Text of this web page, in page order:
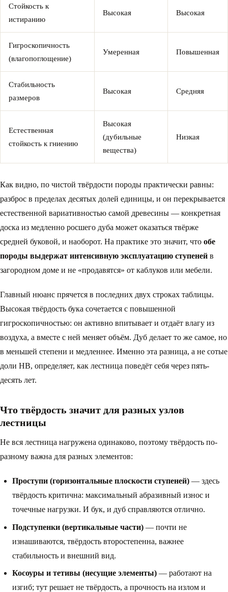
Стойкость к
истиранию
Высокая Высокая
Гигроскопичность
(влагопоглощение)
Умеренная Повышенная
Стабильность
размеров
Высокая Средняя
Естественная
стойкость к гниению
Высокая
(дубильные
вещества)
Низкая
Как видно, по чистой твёрдости породы практически равны:
разброс в пределах десятых долей единицы, и он перекрывается
естественной вариативностью самой древесины — конкретная
доска из медленно росшего дуба может оказаться твёрже
средней буковой, и наоборот. На практике это значит, что обе
породы выдержат интенсивную эксплуатацию ступеней в
загородном доме и не «продавятся» от каблуков или мебели.
Главный нюанс прячется в последних двух строках таблицы.
Высокая твёрдость бука сочетается с повышенной
гигроскопичностью: он активно впитывает и отдаёт влагу из
воздуха, а вместе с ней меняет объём. Дуб делает то же самое, но
в меньшей степени и медленнее. Именно эта разница, а не сотые
доли HB, определяет, как лестница поведёт себя через пять-
десять лет.
Что твёрдость значит для разных узлов
лестницы
Не вся лестница нагружена одинаково, поэтому твёрдость по-
разному важна для разных элементов:
Проступи (горизонтальные плоскости ступеней) — здесь
твёрдость критична: максимальный абразивный износ и
точечные нагрузки. И бук, и дуб справляются отлично.
Подступенки (вертикальные части) — почти не
изнашиваются, твёрдость второстепенна, важнее
стабильность и внешний вид.
Косоуры и тетивы (несущие элементы) — работают на
изгиб; тут решает не твёрдость, а прочность на излом и